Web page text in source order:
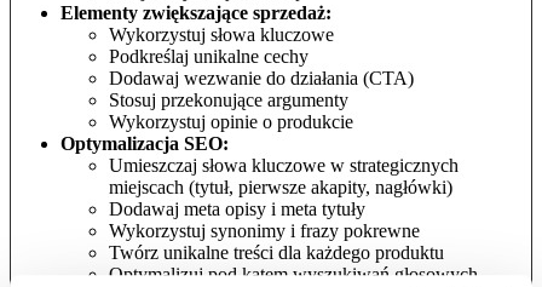
Elementy zwiększające sprzedaż:
Wykorzystuj słowa kluczowe
Podkreślaj unikalne cechy
Dodawaj wezwanie do działania (CTA)
Stosuj przekonujące argumenty
Wykorzystuj opinie o produkcie
Optymalizacja SEO:
Umieszczaj słowa kluczowe w strategicznych
miejscach (tytuł, pierwsze akapity, nagłówki)
Dodawaj meta opisy i meta tytuły
Wykorzystuj synonimy i frazy pokrewne
Twórz unikalne treści dla każdego produktu
Optymalizuj pod kątem wyszukiwań głosowych